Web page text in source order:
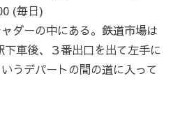
(毎日)
ダーの中にある。鉄道市場は
車後、３番出口を出て左手に
うデパートの間の道に入って